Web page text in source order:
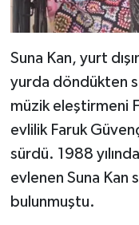
Suna Kan, yurt
yurda döndükten
müzik eleştirmeni
evlilik Faruk
sürdü. 1988
evlenen Suna Kan
bulunmuştu.